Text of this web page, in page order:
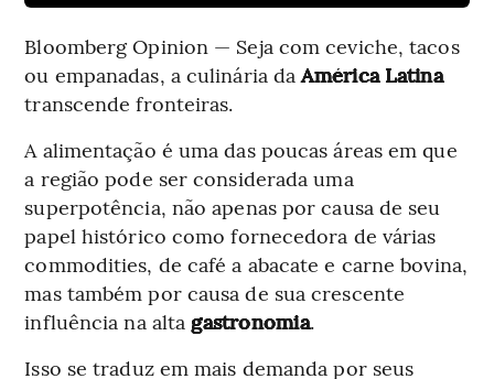
Bloomberg Opinion — Seja com ceviche, tacos
ou empanadas, a culinária daAmérica Latina
transcende fronteiras.
A alimentação é uma das poucas áreas em que
a região pode ser considerada uma
superpotência, não apenas por causa de seu
papel histórico como fornecedora de várias
commodities, de café a abacate e carne bovina,
mas também por causa de sua crescente
influência na alta gastronomia.
Isso se traduz em mais demanda por seus